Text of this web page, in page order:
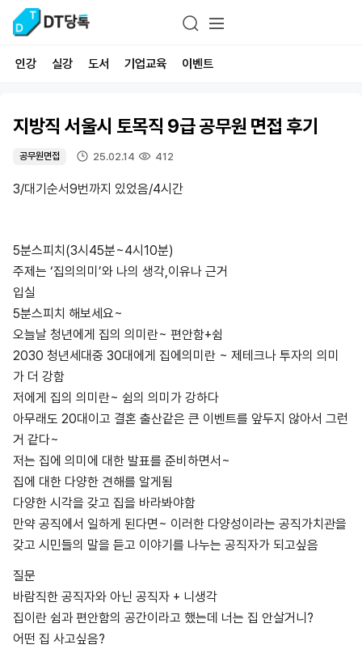
인강 실강 도서 기업교육 이벤트
지방직 서울시 토목직 9급 공무원 면접 후기
공무원면접 25.02.14 412
3/대기순서9번까지 있었음/4시간
5분스피치(3시45분~4시10분)
주제는 ‘집의의미’와 나의 생각,이유나 근거
입실
5분스피치 해보세요~
오늘날 청년에게 집의 의미란~ 편안함+쉼
2030 청년세대중 30대에게 집에의미란 ~ 제테크나 투자의 의미
가 더 강함
저에게 집의 의미란~ 쉼의 의미가 강하다
아무래도 20대이고 결혼 출산같은 큰 이벤트를 앞두지 않아서 그런
거 같다~
저는 집에 의미에 대한 발표를 준비하면서~
집에 대한 다양한 견해를 알게됨
다양한 시각을 갖고 집을 바라봐야함
만약 공직에서 일하게 된다면~ 이러한 다양성이라는 공직가치관을
갖고 시민들의 말을 듣고 이야기를 나누는 공직자가 되고싶음
질문
바람직한 공직자와 아닌 공직자 + 니생각
집이란 쉼과 편안함의 공간이라고 했는데 너는 집 안살거니?
어떤 집 사고싶음?